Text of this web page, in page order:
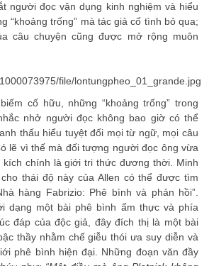
người đọc vận dụng kinh nghiệm và hiểu
“khoảng trống” mà tác giả cố tình bỏ qua;
câu chuyện cũng được mở rộng muôn
cố hữu, những “khoảng trống” trong
nhở người đọc không bao giờ có thể
thấu hiểu tuyệt đối mọi từ ngữ, mọi câu
lẽ vì thế mà đối tượng người đọc ông vừa
chính là giới tri thức đương thời. Minh
thái độ này của Allen có thể được tìm
hàng Fabrizio: Phê bình và phản hồi”.
dạng một bài phê bình ẩm thực và phía
đáp của độc giả, đây đích thị là một bài
thầy nhằm chế giễu thói ưa suy diễn và
phê bình hiện đại. Những đoạn văn đầy